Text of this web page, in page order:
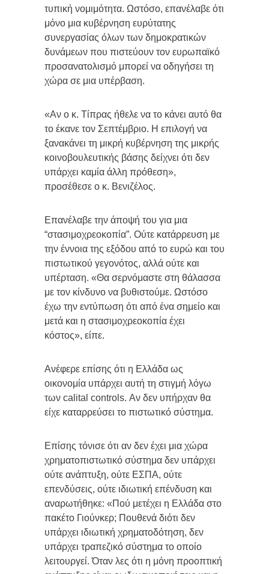
τυπική νομιμότητα. Ωστόσο, επανέλαβε ότι
μόνο μια κυβέρνηση ευρύτατης
συνεργασίας όλων των δημοκρατικών
δυνάμεων που πιστεύουν τον ευρωπαϊκό
προσανατολισμό μπορεί να οδηγήσει τη
χώρα σε μια υπέρβαση.
«Αν ο κ. Τίπρας ήθελε να το κάνει αυτό θα
το έκανε τον Σεπτέμβριο. Η επιλογή να
ξανακάνει τη μικρή κυβέρνηση της μικρής
κοινοβουλευτικής βάσης δείχνει ότι δεν
υπάρχει καμία άλλη πρόθεση»,
προσέθεσε ο κ. Βενιζέλος.
Επανέλαβε την άποψή του για μια
“στασιμοχρεοκοπία”. Ούτε κατάρρευση με
την έννοια της εξόδου από το ευρώ και του
πιστωτικού γεγονότος, αλλά ούτε και
υπέρταση. «Θα σερνόμαστε στη θάλασσα
με τον κίνδυνο να βυθιστούμε. Ωστόσο
έχω την εντύπωση ότι από ένα σημείο και
μετά και η στασιμοχρεοκοπία έχει
κόστος», είπε.
Ανέφερε επίσης ότι η Ελλάδα ως
οικονομία υπάρχει αυτή τη στιγμή λόγω
των calital controls. Αν δεν υπήρχαν θα
είχε καταρρεύσει το πιστωτικό σύστημα.
Επίσης τόνισε ότι αν δεν έχει μια χώρα
χρηματοπιστωτικό σύστημα δεν υπάρχει
ούτε ανάπτυξη, ούτε ΕΣΠΑ, ούτε
επενδύσεις, ούτε ιδιωτική επένδυση και
αναρωτήθηκε: «Πού μετέχει η Ελλάδα στο
πακέτο Γιούνκερ; Πουθενά διότι δεν
υπάρχει ιδιωτική χρηματοδότηση, δεν
υπάρχει τραπεζικό σύστημα το οποίο
λειτουργεί. Όταν λες ότι η μόνη προοπτική